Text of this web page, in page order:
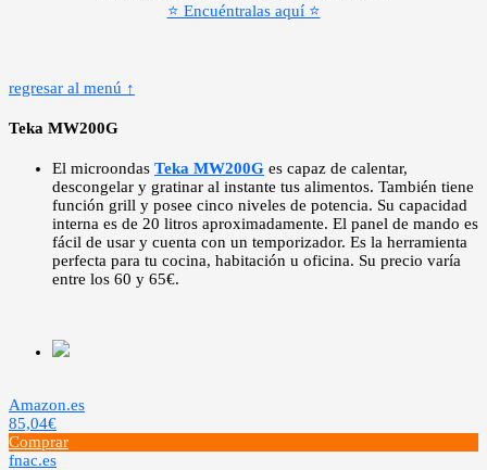
⭐ Encuéntralas aquí ⭐
regresar al menú ↑
Teka MW200G
El microondas Teka MW200G es capaz de calentar,
descongelar y gratinar al instante tus alimentos. También tiene
función grill y posee cinco niveles de potencia. Su capacidad
interna es de 20 litros aproximadamente. El panel de mando es
fácil de usar y cuenta con un temporizador. Es la herramienta
perfecta para tu cocina, habitación u oficina. Su precio varía
entre los 60 y 65€.
Amazon.es
85,04€
Comprar
fnac.es